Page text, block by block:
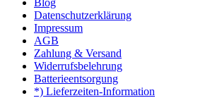
Datenschutzerklärung
Impressum
AGB
Zahlung & Versand
Widerrufsbelehrung
Batterieentsorgung
*) Lieferzeiten-Information